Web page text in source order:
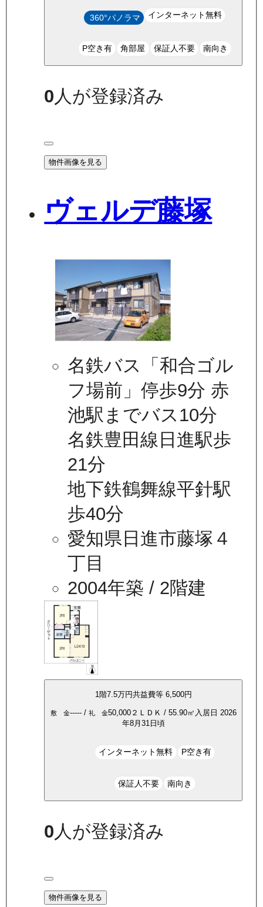
360°パノラマ インターネット無料
P空き有 角部屋 保証人不要 南向き
0人が登録済み
物件画像を見る
ヴェルデ藤塚
名鉄バス「和合ゴル
フ場前」停歩9分 赤
池駅までバス10分
名鉄豊田線日進駅歩
21分
地下鉄鶴舞線平針駅
歩40分
愛知県日進市藤塚４
丁目
2004年築 / 2階建
1階7.5万円共益費等 6,500円
敷 金-----/ 礼 金50,000２ＬＤＫ / 55.90㎡ 入居日 2026
年8月31日頃
インターネット無料 P空き有
保証人不要 南向き
0 人が登録済み
物件画像を見る